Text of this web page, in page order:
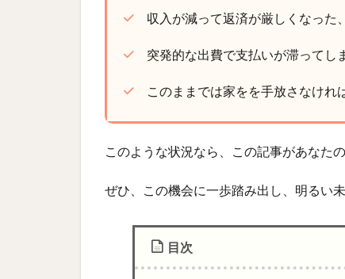
収入が減って返済が厳しくなった、
突発的な出費で支払いが滞ってし
このままでは家をを手放さなけれ
このような状況なら、この記事があなた
ぜひ、この機会に一歩踏み出し、明るい
目次